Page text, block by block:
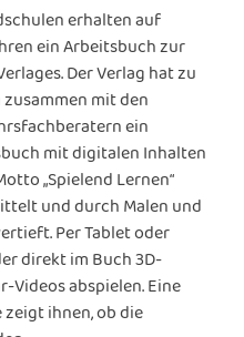
erhalten auf
ein Arbeitsbuch zur
Der Verlag hat zu
mit den
ein
mit digitalen Inhalten
„Spielend Lernen“
und durch Malen und
Per Tablet oder
direkt im Buch 3D-
Videos abspielen. Eine
ihnen, ob die